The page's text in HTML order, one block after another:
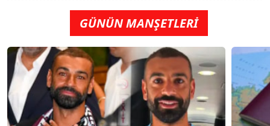
GÜNÜN MANŞETLERİ